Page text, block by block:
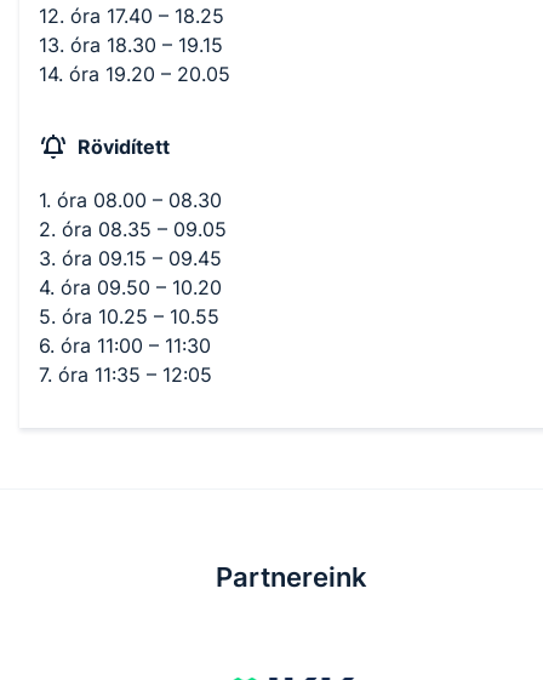
12. óra 17.40 – 18.25
13. óra 18.30 – 19.15
14. óra 19.20 – 20.05
Rövidített
1. óra 08.00 – 08.30
2. óra 08.35 – 09.05
3. óra 09.15 – 09.45
4. óra 09.50 – 10.20
5. óra 10.25 – 10.55
6. óra 11:00 – 11:30
7. óra 11:35 – 12:05
Partnereink